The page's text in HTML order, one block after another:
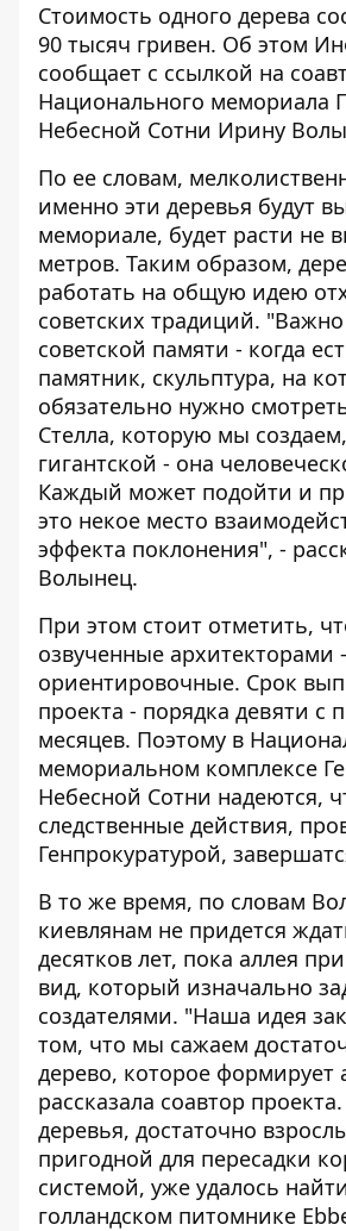
Стоимость одного дерева
90 тысяч гривен. Об этом
сообщает с ссылкой на
Национального мемориала
Небесной Сотни Ирину
По ее словам,
именно эти деревья будут
мемориале, будет расти не
метров. Таким образом,
работать на общую идею
советских традиций.
советской памяти - когда
памятник, скульптура, на
обязательно нужно
Стелла, которую мы
гигантской - она
Каждый может подойти и
это некое место
эффекта поклонения", -
Волынец.
При этом стоит отметить,
озвученные архитекторами -
ориентировочные. Срок
проекта - порядка девяти с
месяцев. Поэтому в
мемориальном комплексе
Небесной Сотни надеются,
следственные действия,
Генпрокуратурой,
В то же время, по словам
киевлянам не придется
десятков лет, пока аллея
вид, который изначально
создателями. "Наша идея
том, что мы сажаем
дерево, которое формирует
рассказала соавтор
деревья, достаточно
пригодной для пересадки
системой, уже удалось
голландском питомнике